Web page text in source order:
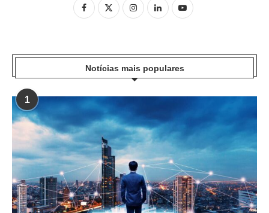
Notícias mais populares
1